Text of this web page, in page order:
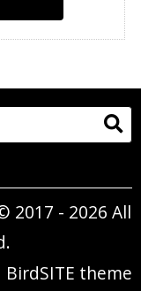
2017 - 2026 All
BirdSITE theme